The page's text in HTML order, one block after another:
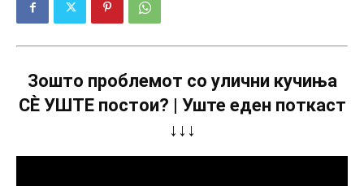
Зошто проблемот со улични кучиња
СÈ УШТЕ постои? | Уште еден поткаст
↓↓↓